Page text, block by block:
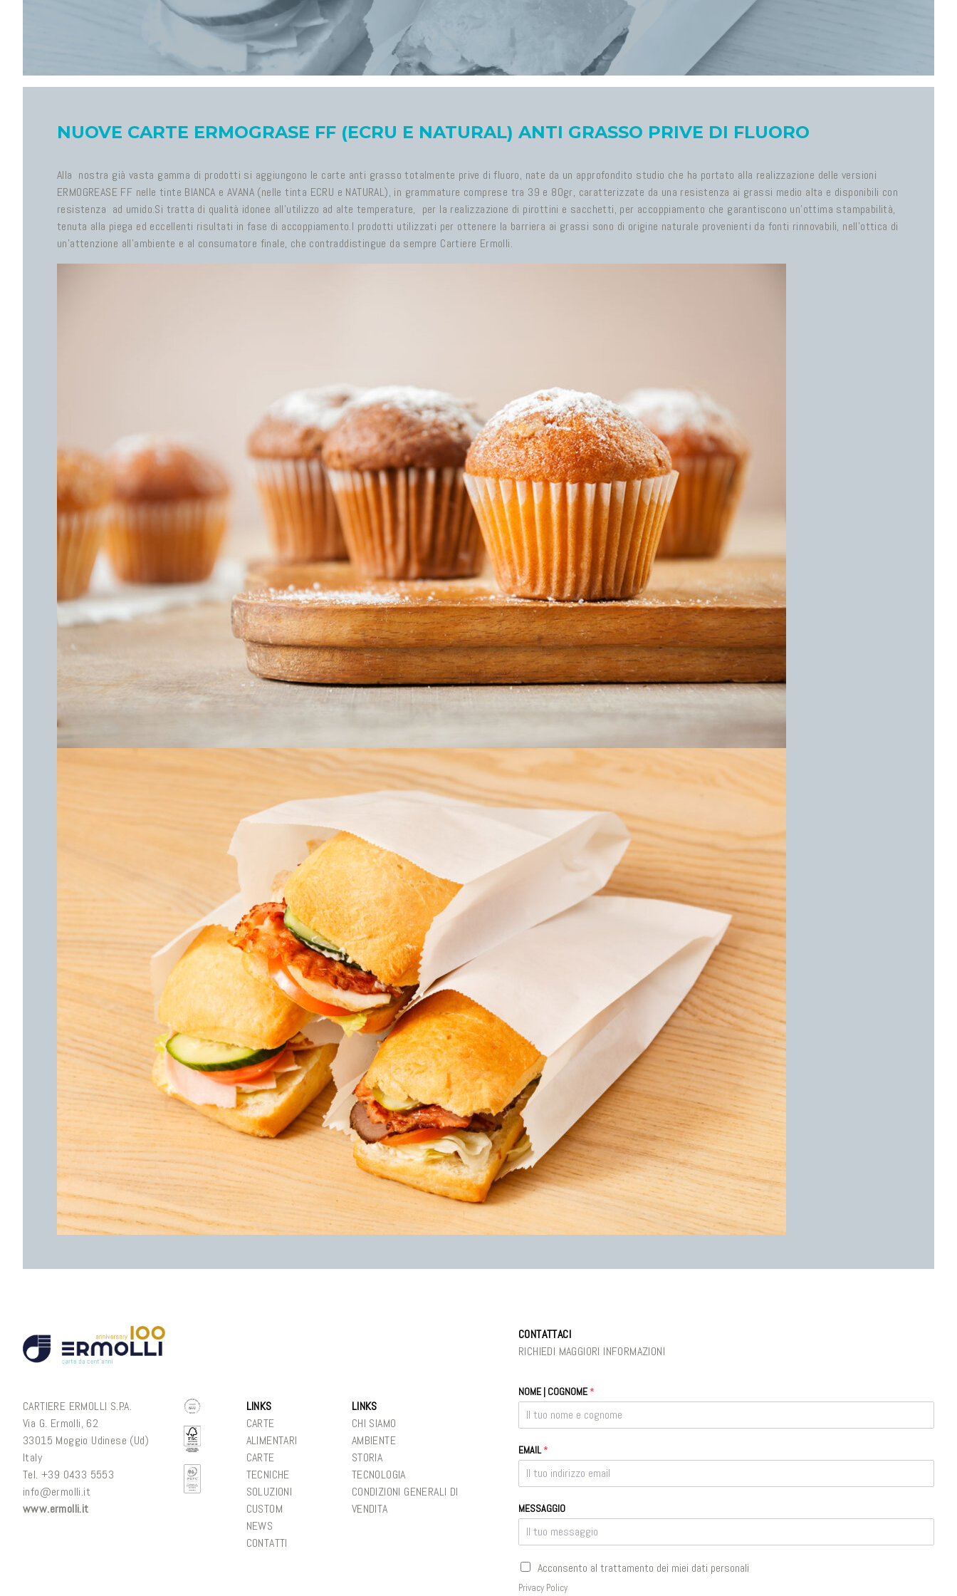
NUOVE CARTE ERMOGRASE FF (ECRU E NATURAL) ANTI GRASSO PRIVE DI FLUORO
Alla nostra già vasta gamma di prodotti si aggiungono le carte anti grasso totalmente prive di fluoro, nate da un approfondito studio che ha portato alla realizzazione delle versioni
ERMOGREASE FF nelle tinte BIANCA e AVANA (nelle tinta ECRU e NATURAL), in grammature comprese tra 39 e 80gr, caratterizzate da una resistenza ai grassi medio alta e disponibili con
resistenza ad umido.Si tratta di qualità idonee all’utilizzo ad alte temperature, per la realizzazione di pirottini e sacchetti, per accoppiamento che garantiscono un’ottima stampabilità,
tenuta alla piega ed eccellenti risultati in fase di accoppiamento.I prodotti utilizzati per ottenere la barriera ai grassi sono di origine naturale provenienti da fonti rinnovabili, nell’ottica di
un’attenzione all’ambiente e al consumatore finale, che contraddistingue da sempre Cartiere Ermolli.
CARTIERE ERMOLLI S.P.A.
Via G. Ermolli, 62
33015 Moggio Udinese (Ud)
Italy
Tel. +39 0433 5553
info@ermolli.it
www.ermolli.it
LINKS
CARTE
ALIMENTARI
CARTE
TECNICHE
SOLUZIONI
CUSTOM
NEWS
CONTATTI
LINKS
CHI SIAMO
AMBIENTE
STORIA
TECNOLOGIA
CONDIZIONI GENERALI DI
VENDITA
CONTATTACI
RICHIEDI MAGGIORI INFORMAZIONI
NOME | COGNOME*
EMAIL*
MESSAGGIO
C
Acconsento al trattamento dei miei dati personali
Privacy Policy